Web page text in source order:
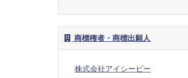
商標権者・商標出願人
株式会社アイシービー